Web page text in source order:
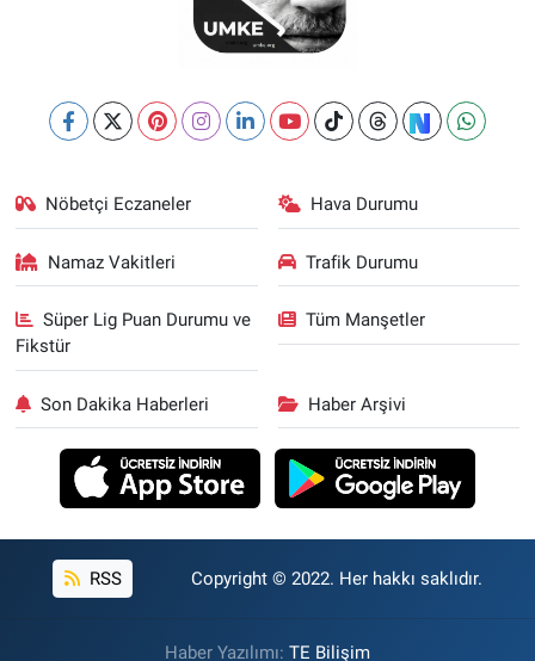
Nöbetçi Eczaneler Hava Durumu
Namaz Vakitleri Trafik Durumu
Süper Lig Puan Durumu ve
Fikstür
Tüm Manşetler
Son Dakika Haberleri Haber Arşivi
RSS Copyright © 2022. Her hakkı saklıdır.
Haber Yazılımı: TE Bilişim